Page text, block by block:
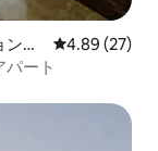
・
レビュー27
4.89 (27)
ート